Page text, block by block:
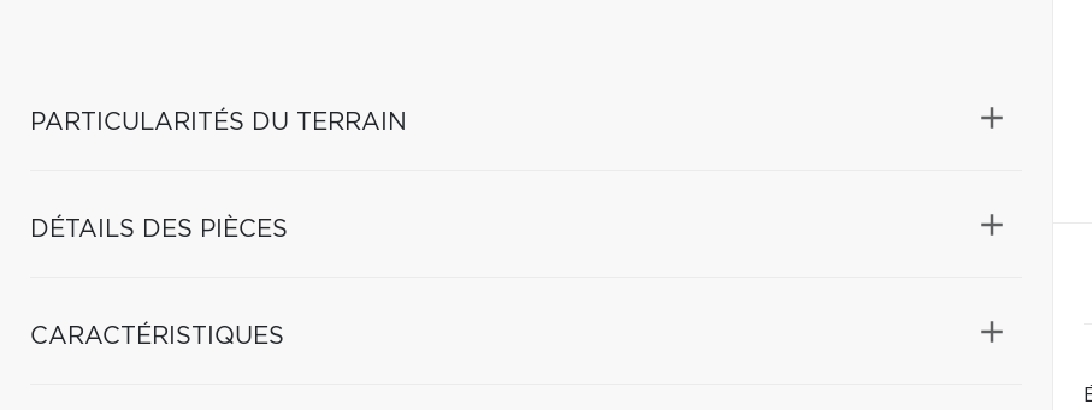
PARTICULARITÉS DU TERRAIN
DÉTAILS DES PIÈCES
CARACTÉRISTIQUES